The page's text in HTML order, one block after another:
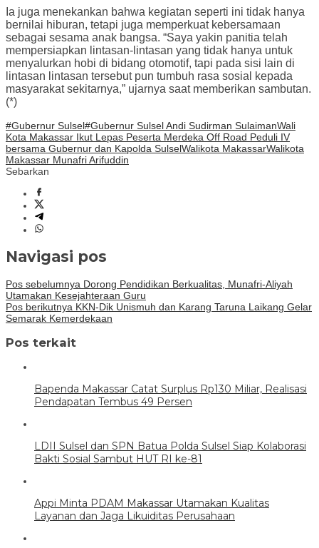
Ia juga menekankan bahwa kegiatan seperti ini tidak hanya
bernilai hiburan, tetapi juga memperkuat kebersamaan
sebagai sesama anak bangsa. “Saya yakin panitia telah
mempersiapkan lintasan-lintasan yang tidak hanya untuk
menyalurkan hobi di bidang otomotif, tapi pada sisi lain di
lintasan lintasan tersebut pun tumbuh rasa sosial kepada
masyarakat sekitarnya,” ujarnya saat memberikan sambutan.
(*)
#Gubernur Sulsel#Gubernur Sulsel Andi Sudirman SulaimanWali
Kota Makassar Ikut Lepas Peserta Merdeka Off Road Peduli IV
bersama Gubernur dan Kapolda SulselWalikota MakassarWalikota
Makassar Munafri Arifuddin
Sebarkan
Navigasi pos
Pos sebelumnya Dorong Pendidikan Berkualitas, Munafri-Aliyah
Utamakan Kesejahteraan Guru
Pos berikutnya KKN-Dik Unismuh dan Karang Taruna Laikang Gelar
Semarak Kemerdekaan
Pos terkait
Bapenda Makassar Catat Surplus Rp130 Miliar, Realisasi
Pendapatan Tembus 49 Persen
LDII Sulsel dan SPN Batua Polda Sulsel Siap Kolaborasi
Bakti Sosial Sambut HUT RI ke-81
Appi Minta PDAM Makassar Utamakan Kualitas
Layanan dan Jaga Likuiditas Perusahaan